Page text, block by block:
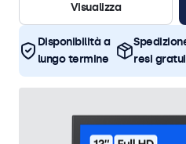
Visualizza
Disponibilità a
lungo termine
resi